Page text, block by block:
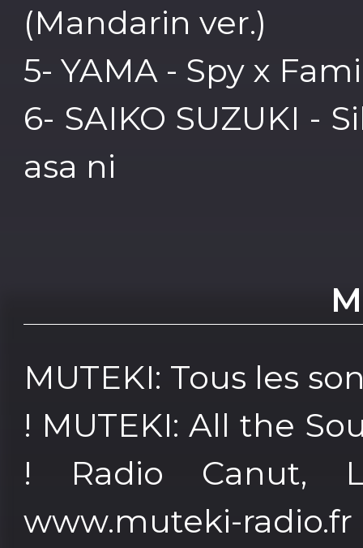
(Mandarin ver.)
5- YAMA - Spy x
6- SAIKO SUZUKI -
asa ni
MUTEKI: Tous les
! MUTEKI: All the
! Radio Canut,
www.muteki-radio.fr